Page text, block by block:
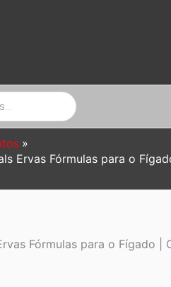
Ervas Fórmulas para o
Fórmulas para o Fígado |